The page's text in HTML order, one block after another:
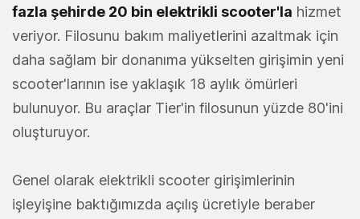
fazla şehirde 20 bin elektrikli scooter'la hizmet
veriyor. Filosunu bakım maliyetlerini azaltmak için
daha sağlam bir donanıma yükselten girişimin yeni
scooter'larının ise yaklaşık 18 aylık ömürleri
bulunuyor. Bu araçlar Tier'in filosunun yüzde 80'ini
oluşturuyor.
Genel olarak elektrikli scooter girişimlerinin
işleyişine baktığımızda açılış ücretiyle beraber